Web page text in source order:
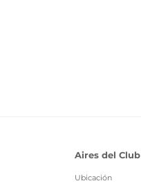
Aires del Club
Ubicación